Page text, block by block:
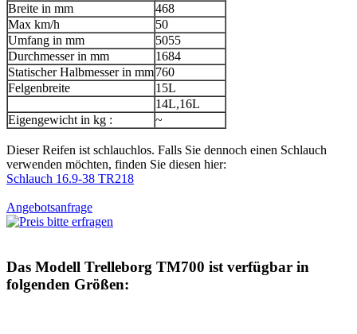
Breite in mm
468
Max km/h
50
Umfang in mm
5055
Durchmesser in mm
1684
Statischer Halbmesser in mm760
Felgenbreite
15L
14L,16L
Eigengewicht in kg :
~
Dieser Reifen ist schlauchlos. Falls Sie dennoch einen Schlauch
verwenden möchten, finden Sie diesen hier:
Schlauch 16.9-38 TR218
Angebotsanfrage
Das Modell Trelleborg TM700 ist verfügbar in
folgenden Größen: